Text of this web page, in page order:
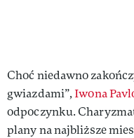
Choć niedawno
gwiazdami”, Iwona
odpoczynku.
plany na najbliższe